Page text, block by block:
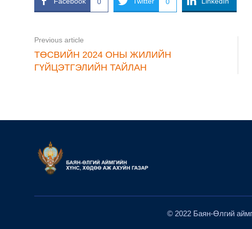
Previous article
ТӨСВИЙН 2024 ОНЫ ЖИЛИЙН
ГҮЙЦЭТГЭЛИЙН ТАЙЛАН
© 2022 Баян-Өлгий